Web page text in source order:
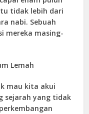
tidak lebih dari
nabi. Sebuah
mereka masing-
Lemah
mau kita akui
sejarah yang tidak